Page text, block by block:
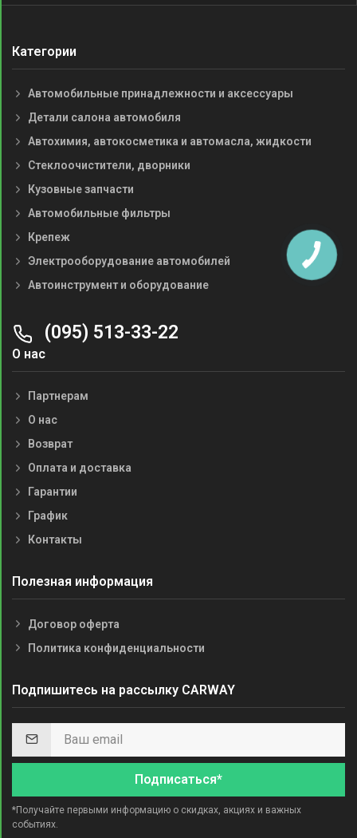
Категории
Автомобильные принадлежности и аксессуары
Детали салона автомобиля
Автохимия, автокосметика и автомасла, жидкости
Стеклоочистители, дворники
Кузовные запчасти
Автомобильные фильтры
Крепеж
Электрооборудование автомобилей
Автоинструмент и оборудование
(095) 513-33-22
О нас
Партнерам
О нас
Возврат
Оплата и доставка
Гарантии
График
Контакты
Полезная информация
Договор оферта
Политика конфиденциальности
Подпишитесь на рассылку CARWAY
Подписаться*
*Получайте первыми информацию о скидках, акциях и важных
событиях.